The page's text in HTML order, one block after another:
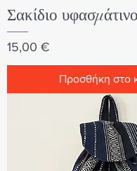
Σακίδιο υφασμάτινο
Τιμή
15,00 €
Προσθήκη στο